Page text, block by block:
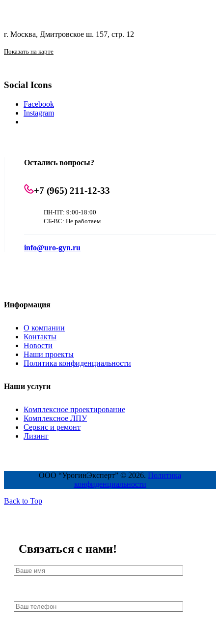
г. Москва, Дмитровское ш. 157, стр. 12
Показать на карте
Social Icons
Facebook
Instagram
Остались вопросы?
+7 (965) 211-12-33
ПН-ПТ: 9:00-18:00
СБ-ВС: Не работаем
info@uro-gyn.ru
Информация
О компании
Контакты
Новости
Наши проекты
Политика конфиденциальности
Наши услуги
Комплексное проектирование
Комплексное ЛПУ
Сервис и ремонт
Лизинг
ООО “УрогинЭксперт” © 2026. Политика
конфиденциальности
Back to Top
Связаться с нами!